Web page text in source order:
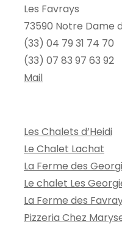
Les Favrays
73590 Notre Dame
(33) 04 79 31 74 70
(33) 07 83 97 63 92
Mail
Les Chalets d’Heidi
Le Chalet Lachat
La Ferme des
Le chalet Les
La Ferme des
Pizzeria Chez